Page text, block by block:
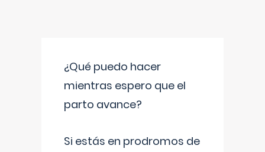
¿Qué puedo hacer
mientras espero que el
parto avance?
Si estás en prodromos de